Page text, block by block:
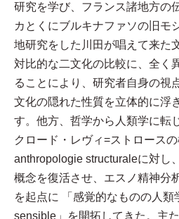
研究を学び、フランス諸地方の
カとくにブルキナファソの旧モ
地研究をした川田が唱えて来た
対比的な二文化の比較に、全く
ることにより、研究者自身の視
文化の隠れた性質を立体的に浮
す。他方、哲学から人類学に転
クロード・レヴィ=ストロース
anthropologie structuraleに対し
概念を復活させ、エスノ精神分
を起点に 「感覚的なものの人類
sensible」を開拓してきた。主